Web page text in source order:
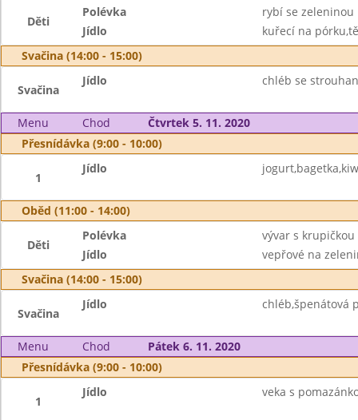
Děti
Polévka
rybí se zeleninou
Jídlo
kuřecí na
Svačina (14:00 - 15:00)
Svačina
Jídlo chléb se
Menu Chod
Čtvrtek 5. 11. 2020
Přesnídávka (9:00 - 10:00)
1
Jídlo
Oběd (11:00 - 14:00)
Děti
Polévka
vývar s krupičkou
Jídlo
vepřové na
Svačina (14:00 - 15:00)
Svačina
Jídlo chléb,špenátová
Menu Chod
Pátek 6. 11. 2020
Přesnídávka (9:00 - 10:00)
1
Jídlo veka s